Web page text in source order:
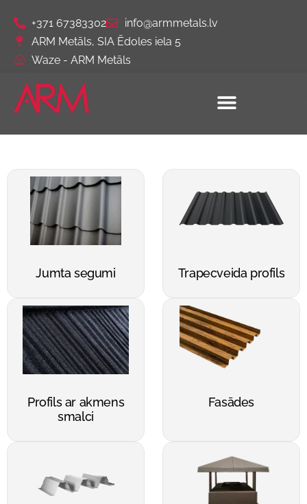
+371 67383302
info@armmetals.lv
ARM Metāls, SIA Ēdoles iela 5
Waze - ARM Metāls
Jumta segumi Trapecveida profils
Profils ar akmens
smalci
Fasādes